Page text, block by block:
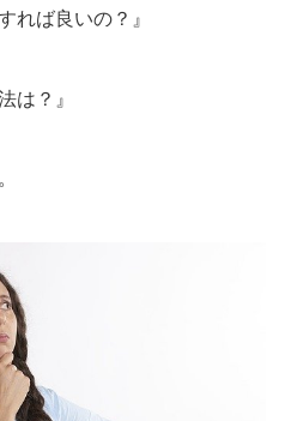
れば良いの？』
は？』